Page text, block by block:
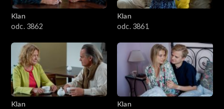
Klan
odc. 3862
Klan
odc. 3861
Klan
Klan